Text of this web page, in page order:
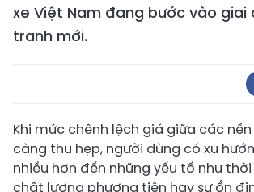
xe Việt Nam đang bước vào giai
tranh mới.
Khi mức chênh lệch giá giữa các
càng thu hẹp, người dùng có xu
nhiều hơn đến những yếu tố như
chất lượng phương tiện hay sự ổn